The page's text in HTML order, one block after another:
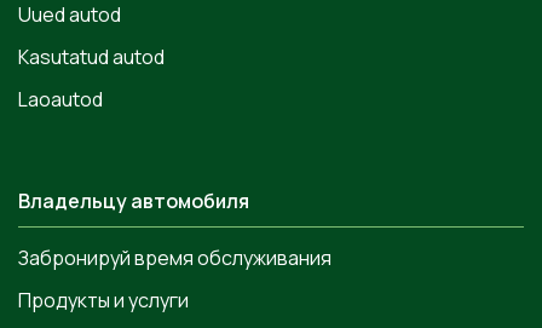
Uued autod
Kasutatud autod
Laoautod
Владельцу автомобиля
Забронируй время обслуживания
Продукты и услуги